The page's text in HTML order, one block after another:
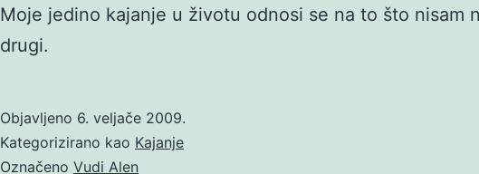
Moje jedino kajanje u životu odnosi se na to što nisam
drugi.
Objavljeno 6. veljače 2009.
Kategorizirano kao Kajanje
Označeno Vudi Alen